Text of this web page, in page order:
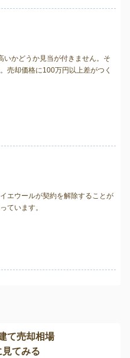
いかどうか見当が付きません。そ
売却価格に100万円以上差がつく
エウールが契約を解除することが
ています。
て売却相場
てみる